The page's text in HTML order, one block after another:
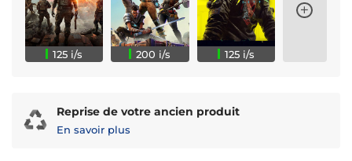
125 i/s 200 i/s 125 i/s
Reprise de votre ancien produit
En savoir plus